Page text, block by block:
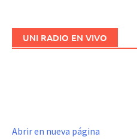
UNI RADIO EN VIVO
Abrir en nueva página